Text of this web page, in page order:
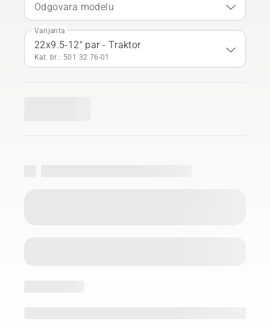
Odgovara modelu
Varijanta
22x9.5-12" par - Traktor
Kat. br.: 501 32 76‑01